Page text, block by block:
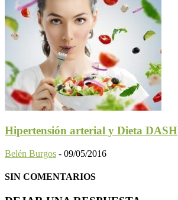
Hipertensión arterial y Dieta DASH
Belén Burgos - 09/05/2016
SIN COMENTARIOS